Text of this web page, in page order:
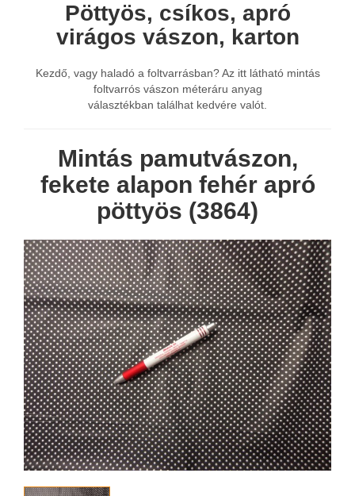
Pöttyös, csíkos, apró
virágos vászon, karton
Kezdő, vagy haladó a foltvarrásban? Az itt látható mintás
foltvarrós vászon méteráru anyag
választékban találhat kedvére valót.
Mintás pamutvászon,
fekete alapon fehér apró
pöttyös (3864)